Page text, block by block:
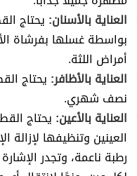
العناية بالأسنان: يحتاج
بواسطة غسلها بفرشاة
أمراض اللثة.
العناية بالأظافر: يحتاج
نصف شهري.
العناية بالأعين: يحتاج
العينين وتنظيفها
رطبة ناعمة، وتجدر